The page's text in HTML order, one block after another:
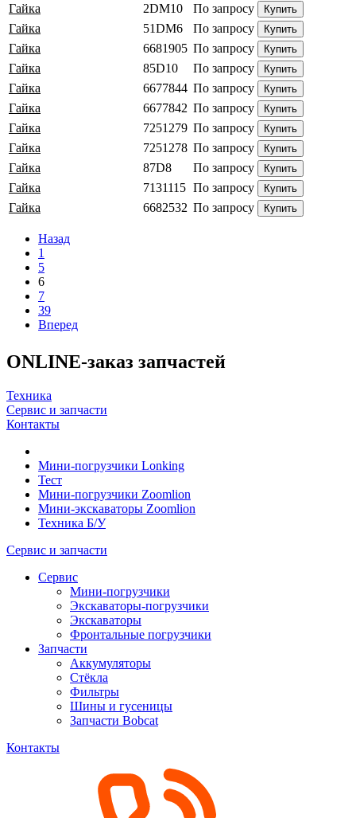
Гайка 2DM10 По запросу Купить
Гайка 51DM6 По запросу Купить
Гайка 6681905 По запросу Купить
Гайка 85D10 По запросу Купить
Гайка 6677844 По запросу Купить
Гайка 6677842 По запросу Купить
Гайка 7251279 По запросу Купить
Гайка 7251278 По запросу Купить
Гайка 87D8 По запросу Купить
Гайка 7131115 По запросу Купить
Гайка 6682532 По запросу Купить
Назад
1
5
6
7
39
Вперед
ONLINE-заказ запчастей
Техника
Сервис и запчасти
Контакты
Мини-погрузчики Lonking
Тест
Мини-погрузчики Zoomlion
Мини-экскаваторы Zoomlion
Техника Б/У
Сервис и запчасти
Сервис
Мини-погрузчики
Экскаваторы-погрузчики
Экскаваторы
Фронтальные погрузчики
Запчасти
Аккумуляторы
Стёкла
Фильтры
Шины и гусеницы
Запчасти Bobcat
Контакты